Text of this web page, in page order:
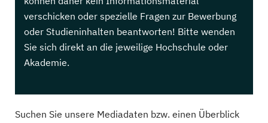
verschicken oder spezielle Fragen zur Bewerbung
oder Studieninhalten beantworten! Bitte wenden
Sie sich direkt an die jeweilige Hochschule oder
Akademie.
Suchen Sie unsere Mediadaten bzw. einen Überblick